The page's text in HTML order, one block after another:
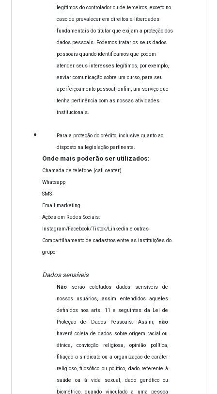
legítimos do controlador ou de terceiros, exceto no
caso de prevalecer em direitos e liberdades
fundamentais do titular que exijam a proteção dos
dados pessoais. Podemos tratar os seus dados
pessoais quando identificamos que podem
atender seus interesses legítimos, por exemplo,
enviar comunicação sobre um curso, para seu
aperfeiçoamento pessoal, enfim, um serviço que
tenha pertinência com as nossas atividades
institucionais.
Para a proteção do crédito, inclusive quanto ao
disposto na legislação pertinente.
Onde mais poderão ser utilizados:
Chamada de telefone (call center)
Whatsapp
SMS
Email marketing
Ações em Redes Sociais:
Instagram/Facebook/Tiktok/Linkedin e outras
Compartilhamento de cadastros entre as instituições do
grupo
Dados sensíveis
Nãoserão coletados dados sensíveis de
nossos usuários, assim entendidos aqueles
definidos nos arts. 11 e seguintes da Lei de
Proteção de Dados Pessoais. Assim, não
haverá coleta de dados sobre origem racial ou
étnica, convicção religiosa, opinião política,
filiação a sindicato ou a organização de caráter
religioso, filosófico ou político, dado referente à
saúde ou à vida sexual, dado genético ou
biométrico, quando vinculado a uma pessoa